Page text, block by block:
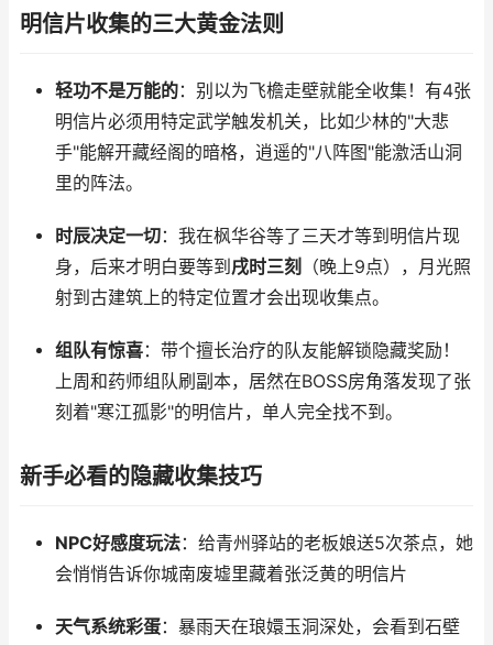
明信片收集的三大黄金法则
轻功不是万能的：别以为飞檐走壁就能全收集！有4张
明信片必须用特定武学触发机关，比如少林的"大悲
手"能解开藏经阁的暗格，逍遥的"八阵图"能激活山洞
里的阵法。
时辰决定一切：我在枫华谷等了三天才等到明信片现
身，后来才明白要等到 戌时三刻
（晚上9点），月光照
射到古建筑上的特定位置才会出现收集点。
组队有惊喜：带个擅长治疗的队友能解锁隐藏奖励！
上周和药师组队刷副本，居然在BOSS房角落发现了张
刻着"寒江孤影"的明信片，单人完全找不到。
新手必看的隐藏收集技巧
NPC好感度玩法：给青州驿站的老板娘送5次茶点，她
会悄悄告诉你城南废墟里藏着张泛黄的明信片
天气系统彩蛋：暴雨天在琅嬛玉洞深处，会看到石壁